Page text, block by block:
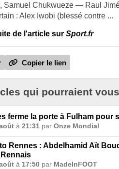
Samuel Chukwueze — Raul
: Alex Iwobi (blessé contre ...
de l'article sur Sport.fr
Copier le lien
qui pourraient
ferme la porte à Fulham pour
à 21:31 par Onze Mondial
Rennes : Abdelhamid Aït
à 17:50 par MadeInFOOT